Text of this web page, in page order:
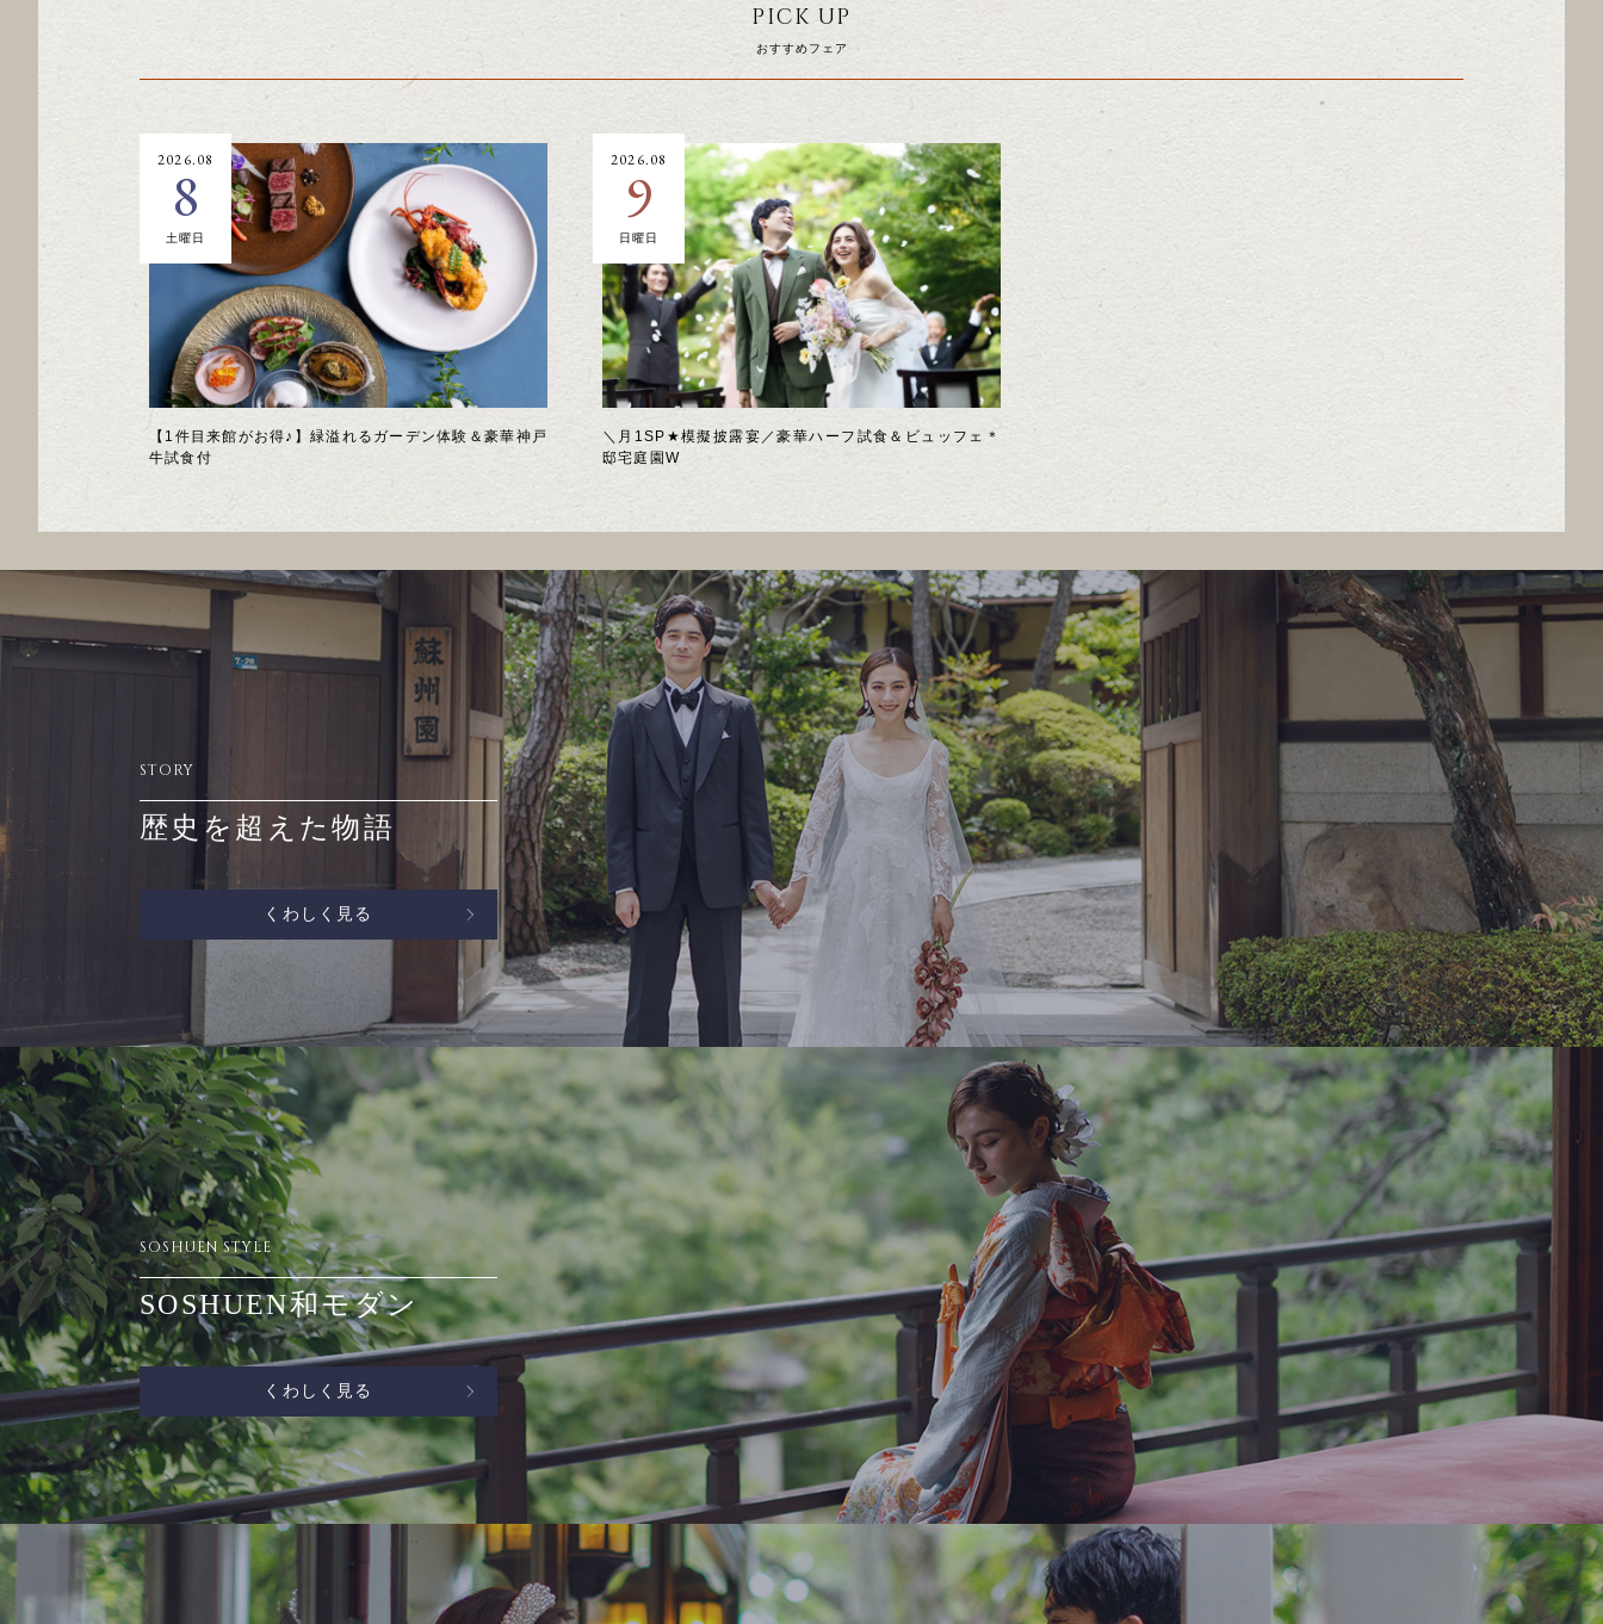
PICK UP
おすすめフェア
【1件目来館がお得♪】緑溢れるガーデン体験＆豪華神戸
牛試食付
2026.08
8
土曜日
＼月1SP★模擬披露宴／豪華ハーフ試食＆ビュッフェ＊
邸宅庭園W
2026.08
9
日曜日
STORY
歴史を超えた物語
くわしく見る
SOSHUEN STYLE
SOSHUEN和モダン
くわしく見る